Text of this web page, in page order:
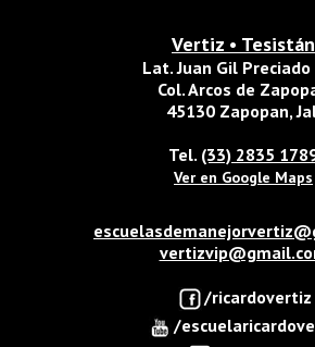
Vertiz • Tesistán
Lat. Juan Gil Preciado
Col. Arcos de
45130 Zapopan,
Tel. (33) 2835
Ver en Google Maps
/ricardovertiz
/